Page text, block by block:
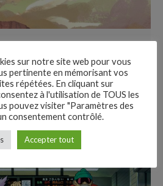
Follow Us
Chaplin Denfert · Paris
Chaplin...
sur notre site web pour vous
pertinente en mémorisant vos
répétées. En cliquant sur
à l'utilisation de TOUS les
pouvez visiter "Paramètres des
consentement contrôlé.
Accepter tout